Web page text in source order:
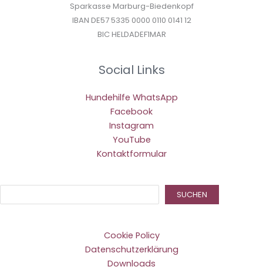
Sparkasse Marburg-Biedenkopf
IBAN DE57 5335 0000 0110 0141 12
BIC HELDADEF1MAR
Social Links
Hundehilfe WhatsApp
Facebook
Instagram
YouTube
Kontaktformular
SUCHEN
Cookie Policy
Datenschutzerklärung
Downloads